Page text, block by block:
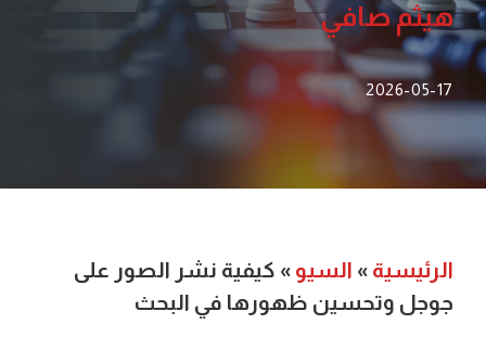
هيثم صافي
2026-05-17
الرئيسية » السيو » كيفية نشر الصور على
جوجل وتحسين ظهورها في البحث